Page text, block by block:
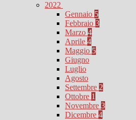
2022
Gennaio 5
Febbraio 3
Marzo 4
Aprile 4
Maggio 5
Giugno
Luglio
Agosto
Settembre 2
Ottobre 1
Novembre 3
Dicembre 4